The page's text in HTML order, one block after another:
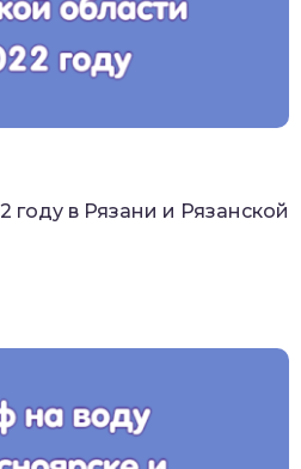
году в Рязани и Рязанской